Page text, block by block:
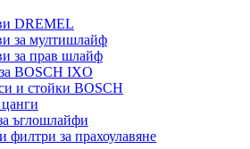
DREMEL
за мултишлайф
за прав шлайф
BOSCH IXO
и стойки BOSCH
ъглошлайфи
филтри за прахоулавяне